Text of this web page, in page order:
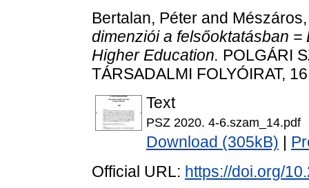
Bertalan, Péter and
dimenziói a felsőoktatásban
Higher Education. POLGÁRI
TÁRSADALMI FOLYÓIRAT,
Text
PSZ 2020. 4-6.szam_14.pdf
Download (305kB)
Official URL: https://doi.org/